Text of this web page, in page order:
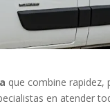
que combine rapidez,
en atender